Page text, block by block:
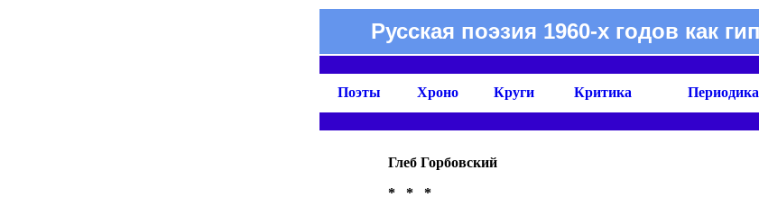
Русская поэзия 1960-х годов как
Поэты Хроно Круги Критика Периодика
Глеб Горбовский
* * *